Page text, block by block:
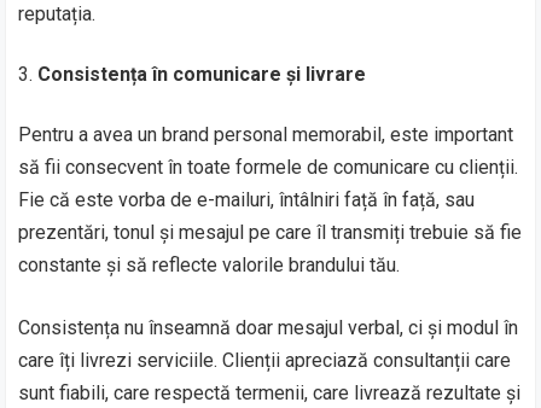
reputația.
Consistența în comunicare și livrare
Pentru a avea un brand personal memorabil, este important
să fii consecvent în toate formele de comunicare cu clienții.
Fie că este vorba de e-mailuri, întâlniri față în față, sau
prezentări, tonul și mesajul pe care îl transmiți trebuie să fie
constante și să reflecte valorile brandului tău.
Consistența nu înseamnă doar mesajul verbal, ci și modul în
care îți livrezi serviciile. Clienții apreciază consultanții care
sunt fiabili, care respectă termenii, care livrează rezultate și